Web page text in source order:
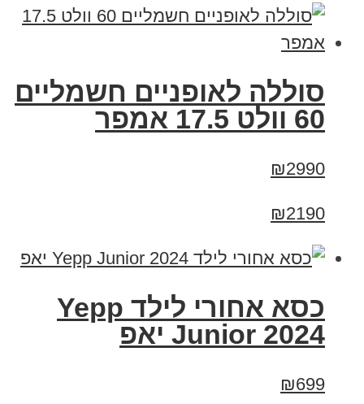
סוללה לאופניים חשמליים
60 וולט 17.5 אמפר
₪2990
₪2190
כסא אחורי לילד Yepp
Junior 2024 יאפ
₪699